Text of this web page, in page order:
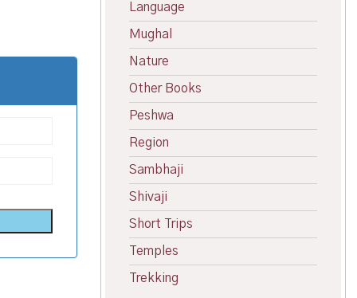
Language
Mughal
Nature
Other Books
Peshwa
Region
Sambhaji
Shivaji
Short Trips
Temples
Trekking